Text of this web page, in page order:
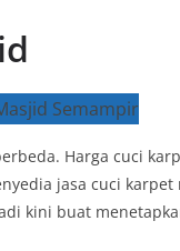
Harga cuci
jasa cuci
kini buat